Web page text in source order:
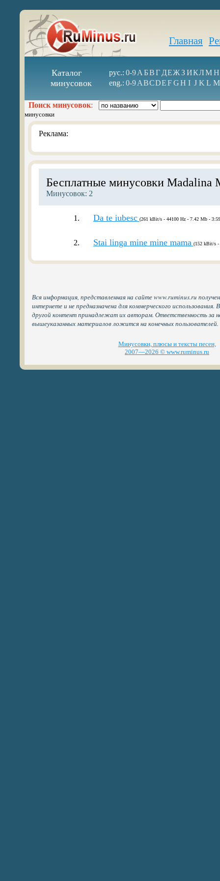
Главная
Каталог
минусовок
рус.: 0-9А БВГ ДЕЖ З ИКЛМН
eng.: 0-9ABCDEFGH I J K L M
Поиск минусовок:
минусовки
Реклама:
Бесплатные минусовки Madalina
Минусовок: 2
1. Da te iubesc (261 kBit/s - 44100 Hz - 7.42 Mb -
2. Stai linga mine mine mama (152 kBit/s -
Вся информация, представленная на сайте www.ruminus.ru
интернете и не предназначена для коммерческого
другой контент принадлежат их авторам. Ответственность за
вышеуказанных материалов ложится на конечных пользователей.
Минусовки, плюсы и тексты песен,
2007—2026 © www.ruminus.ru